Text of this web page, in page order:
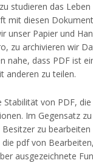
studieren das
mit diesen
unser Papier und
zu archivieren wir
nahe, dass PDF ist
anderen zu teilen.
von PDF,
Im Gegensatz
zu
pdf von
ausgezeichnete